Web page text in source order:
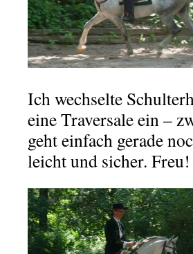
Ich wechselte
eine Traversale ein –
geht einfach gerade
leicht und sicher. Freu!